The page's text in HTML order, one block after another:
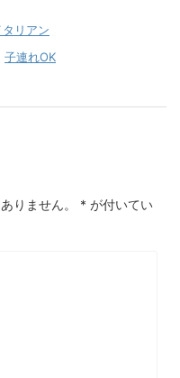
タリアン
子連れOK
りません。 * が付いてい